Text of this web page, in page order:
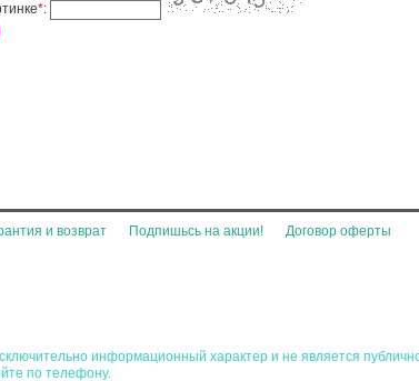
*:
и возврат Подпишьсь на акции! Договор оферты
информационный характер и не является
по телефону.